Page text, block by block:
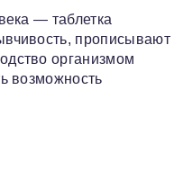
— таблетка
прописывают
организмом
возможность